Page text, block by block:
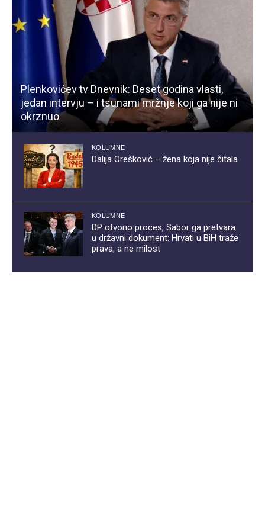
Plenkovićev tv Dnevnik: Deset godina vlasti,
jedan intervju – i tsunami mržnje koji ga nije ni
okrznuo
KOLUMNE
Dalija Orešković – žena koja nije čitala
KOLUMNE
DP otvorio proces, Sabor ga pretvara
u državni dokument: Hrvati u BiH traže
prava, a ne milost